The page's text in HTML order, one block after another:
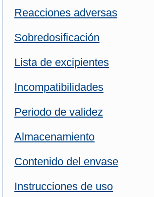
Reacciones adversas
Sobredosificación
Lista de excipientes
Incompatibilidades
Periodo de validez
Almacenamiento
Contenido del envase
Instrucciones de uso